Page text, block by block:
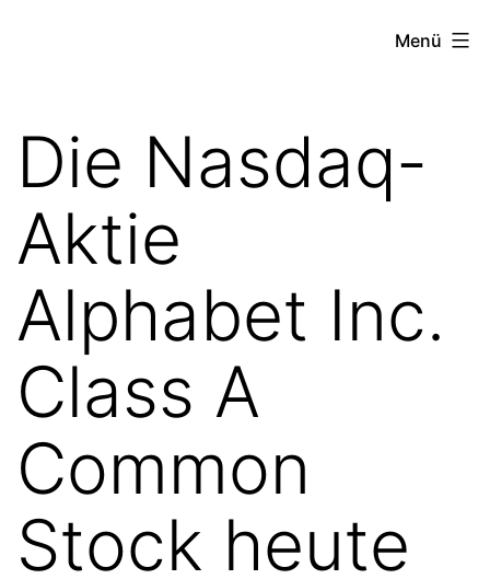
project
Menü
Die Nasdaq-
Aktie
Alphabet Inc.
Class A
Common
Stock heute